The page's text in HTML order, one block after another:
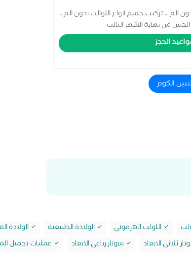
الم ،، تركيب جميع انواع اللوالب بدون الم،،
من نهاية الشهر التالت
الحجز
الكوم
اللولب الهرموني الولادة الطبيعية الولادة
ثلاثي الابعاد سونار رباعي الابعاد عمليات تجميل